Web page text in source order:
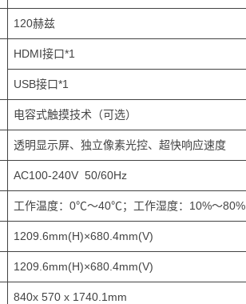
120赫兹
HDMI接口*1
USB接口*1
电容式触摸技术（可选）
透明显示屏、独立像素光控、超快响应速度
AC100-240V 50/60Hz
工作温度：0℃～40℃；工作湿度：10%～80%
1209.6mm(H)×680.4mm(V)
1209.6mm(H)×680.4mm(V)
840x 570 x 1740.1mm